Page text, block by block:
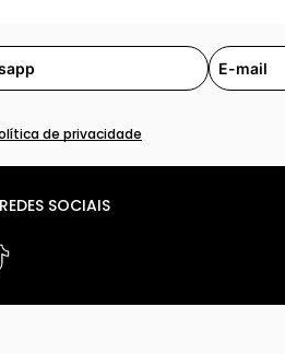
de privacidade
SOCIAIS